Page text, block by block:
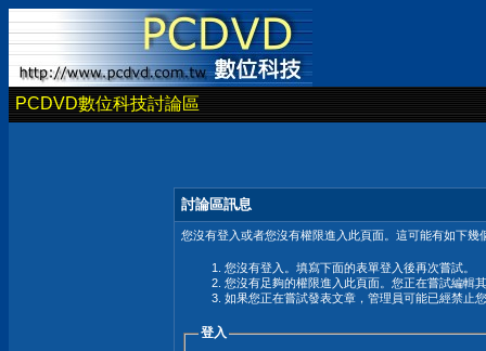
PCDVD數位科技討論區
討論區訊息
您沒有登入或者您沒有權限進入此頁面。這可能有如下幾
您沒有登入。填寫下面的表單登入後再次嘗試。
您沒有足夠的權限進入此頁面。您正在嘗試編輯
如果您正在嘗試發表文章，管理員可能已經禁止
登入